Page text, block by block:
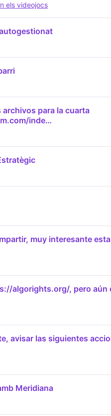
els videojocs
archivos para la cuarta
inde…
muy interesante
algorights.org/, pero aún
avisar las siguientes
Meridiana